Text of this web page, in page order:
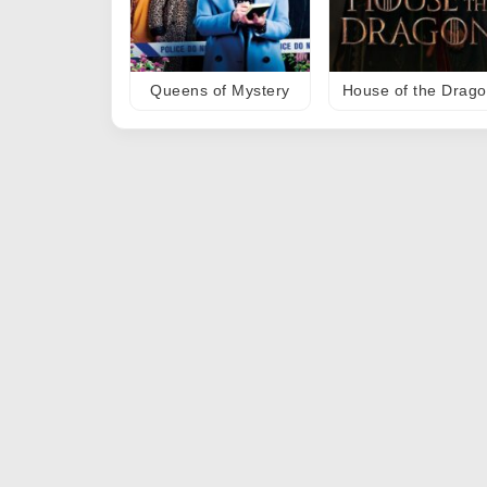
Queens of Mystery House of the